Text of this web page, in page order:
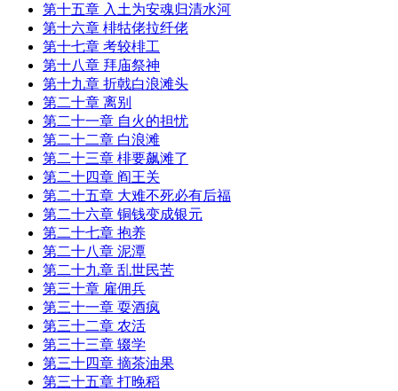
第十五章 入土为安魂归清水河
第十六章 棑牯佬拉纤佬
第十七章 考较棑工
第十八章 拜庙祭神
第十九章 折戟白浪滩头
第二十章 离别
第二十一章 自火的担忧
第二十二章 白浪滩
第二十三章 棑要飙滩了
第二十四章 阎王关
第二十五章 大难不死必有后福
第二十六章 铜钱变成银元
第二十七章 抱养
第二十八章 泥潭
第二十九章 乱世民苦
第三十章 雇佣兵
第三十一章 耍酒疯
第三十二章 农活
第三十三章 辍学
第三十四章 摘茶油果
第三十五章 打晚稻